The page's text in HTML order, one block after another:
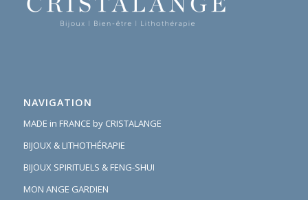
NAVIGATION
MADE in FRANCE by CRISTALANGE
BIJOUX & LITHOTHÉRAPIE
BIJOUX SPIRITUELS & FENG-SHUI
MON ANGE GARDIEN